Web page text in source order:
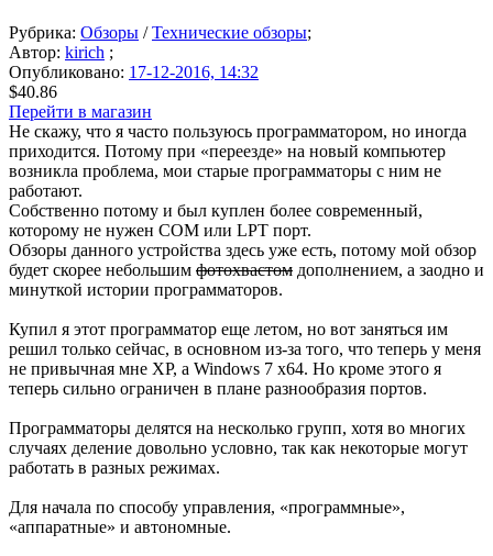
Рубрика: Обзоры /Технические обзоры;
Автор: kirich ;
Опубликовано: 17-12-2016, 14:32
$40.86
Перейти в магазин
Не скажу, что я часто пользуюсь программатором, но иногда
приходится. Потому при «переезде» на новый компьютер
возникла проблема, мои старые программаторы с ним не
работают.
Собственно потому и был куплен более современный,
которому не нужен COM или LPT порт.
Обзоры данного устройства здесь уже есть, потому мой обзор
будет скорее небольшим фотохвастом дополнением, а заодно и
минуткой истории программаторов.
Купил я этот программатор еще летом, но вот заняться им
решил только сейчас, в основном из-за того, что теперь у меня
не привычная мне ХР, а Windows 7 x64. Но кроме этого я
теперь сильно ограничен в плане разнообразия портов.
Программаторы делятся на несколько групп, хотя во многих
случаях деление довольно условно, так как некоторые могут
работать в разных режимах.
Для начала по способу управления, «программные»,
«аппаратные» и автономные.